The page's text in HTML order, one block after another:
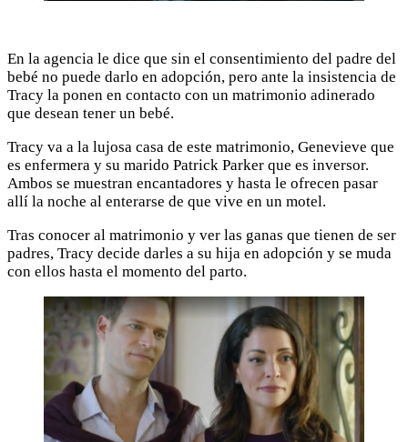
En la agencia le dice que sin el consentimiento del padre del
bebé no puede darlo en adopción, pero ante la insistencia de
Tracy la ponen en contacto con un matrimonio adinerado
que desean tener un bebé.
Tracy va a la lujosa casa de este matrimonio, Genevieve que
es enfermera y su marido Patrick Parker que es inversor.
Ambos se muestran encantadores y hasta le ofrecen pasar
allí la noche al enterarse de que vive en un motel.
Tras conocer al matrimonio y ver las ganas que tienen de ser
padres, Tracy decide darles a su hija en adopción y se muda
con ellos hasta el momento del parto.